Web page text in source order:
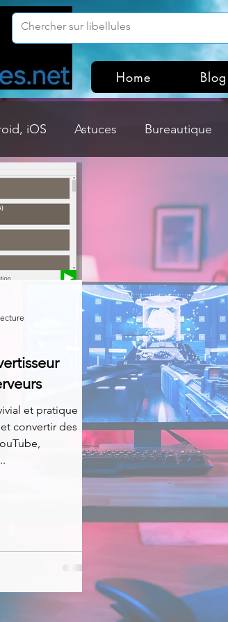
Home Blog
iOS Astuces Bureautique
Divers
Internet
Linux Loisir et
News Nirsoft
Réseaux Réseaux sociaux
les plus recherchés
et pratique
convertir des